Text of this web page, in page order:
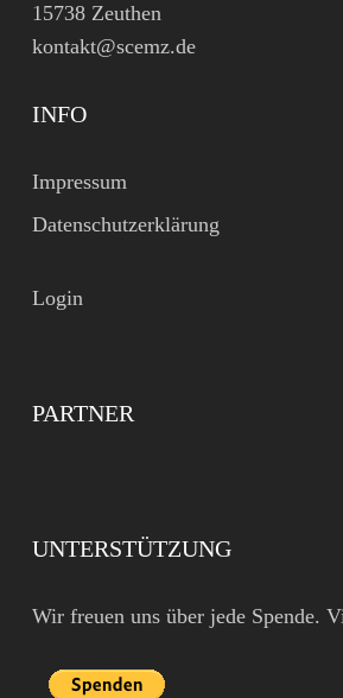
15738 Zeuthen
kontakt@scemz.de
INFO
Impressum
Datenschutzerklärung
Login
PARTNER
UNTERSTÜTZUNG
Wir freuen uns über jede Spende.